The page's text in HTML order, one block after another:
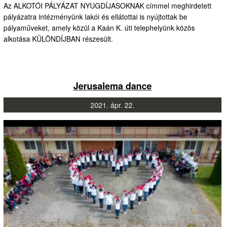
Az ALKOTÓI PÁLYÁZAT NYUGDÍJASOKNAK címmel meghirdetett
pályázatra intézményünk lakói és ellátottai is nyújtottak be
pályaműveket, amely közül a Kaán K. úti telephelyünk közös
alkotása KÜLÖNDÍJBAN részesült.
Jerusalema dance
2021. ápr. 22.